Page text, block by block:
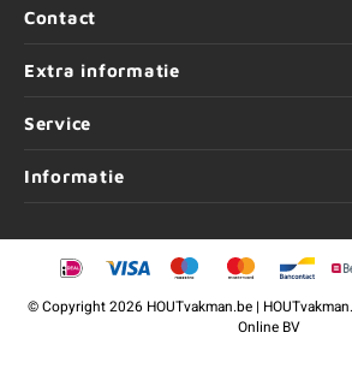
Contact
Extra informatie
Service
Informatie
©Copyright2026 HOUTvakman.be |
Online BV